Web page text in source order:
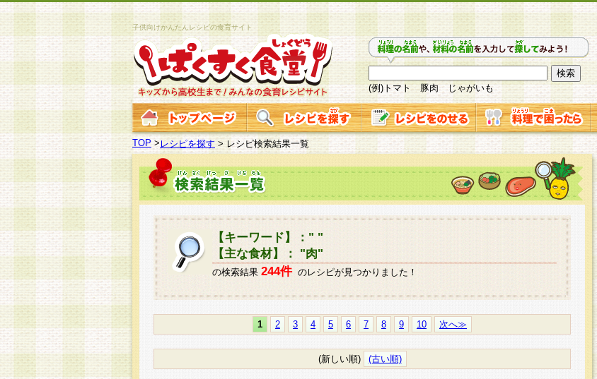
子供向けかんたんレシピの食育サイト
(例)トマト 豚肉 じゃがいも
TOP > レシピを探す > レシピ検索結果一覧
【キーワード】：" "
【主な食材】： "肉"
の検索結果 244件のレシピが見つかりました！
1 2 3 4 5 6 7 8 9 10 次へ≫
(新しい順) (古い順)